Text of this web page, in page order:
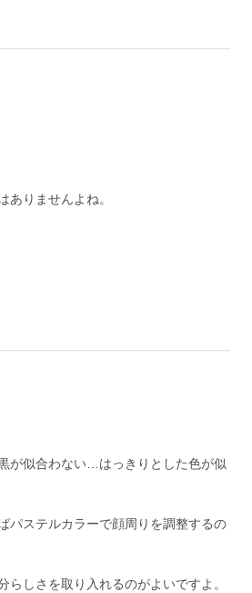
りませんよね。
が似合わない…はっきりとした色が似
パステルカラーで顔周りを調整するの
しさを取り入れるのがよいですよ。